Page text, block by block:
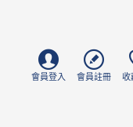
會員登入 會員註冊 收